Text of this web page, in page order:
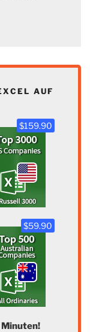
AUF
$159.90
$59.90
Minuten!